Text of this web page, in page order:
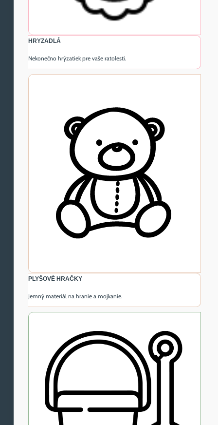
HRYZADLÁ
Nekonečno hrýzatiek pre vaše ratolesti.
PLYŠOVÉ HRAČKY
Jemný materiál na hranie a mojkanie.